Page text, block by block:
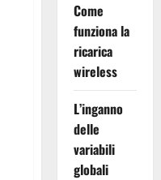
Come
funziona la
ricarica
wireless
L’inganno
delle
variabili
globali